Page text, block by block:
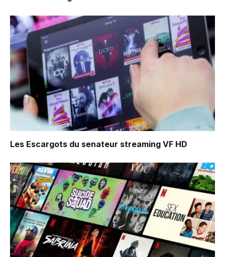
Les Escargots du senateur streaming VF HD